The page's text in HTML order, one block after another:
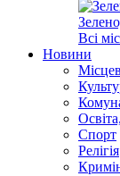
Всі
Новини
Спорт
Релігія